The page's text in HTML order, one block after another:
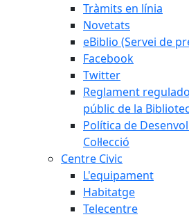
Tràmits en línia
Novetats
eBiblio (Servei de
Facebook
Twitter
Reglament
públic de la
Política de
Col·lecció
Centre Civic
L'equipament
Habitatge
Telecentre